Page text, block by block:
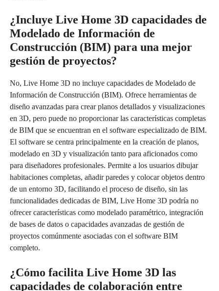
¿Incluye Live Home 3D capacidades de
Modelado de Información de
Construcción (BIM) para una mejor
gestión de proyectos?
No, Live Home 3D no incluye capacidades de Modelado de
Información de Construcción (BIM). Ofrece herramientas de
diseño avanzadas para crear planos detallados y visualizaciones
en 3D, pero puede no proporcionar las características completas
de BIM que se encuentran en el software especializado de BIM.
El software se centra principalmente en la creación de planos,
modelado en 3D y visualización tanto para aficionados como
para diseñadores profesionales. Permite a los usuarios dibujar
habitaciones completas, añadir paredes y colocar objetos dentro
de un entorno 3D, facilitando el proceso de diseño, sin las
funcionalidades dedicadas de BIM, Live Home 3D podría no
ofrecer características como modelado paramétrico, integración
de bases de datos o capacidades avanzadas de gestión de
proyectos comúnmente asociadas con el software BIM
completo.
¿Cómo facilita Live Home 3D las
capacidades de colaboración entre